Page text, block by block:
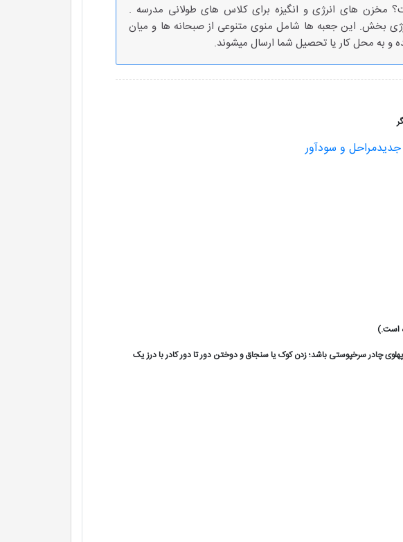
های انرژی و انگیزه برای کلاس های طولانی مدرسه .
بخش. این جعبه ها شامل منوی متنوعی از صبحانه ها و میان
و به محل کار یا تحصیل شما ارسال میشوند.
جدیدمراحل و سودآور
چادر سرخپوستی باشد؛ زدن کوک یا سنجاق و دوختن دور تا دور کادر با درز یک